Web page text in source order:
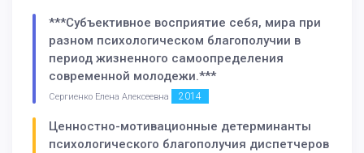
***Субъективное восприятие себя, мира при
разном психологическом благополучии в
период жизненного самоопределения
современной молодежи.***
Сергиенко Елена Алексеевна 2014
Ценностно-мотивационные детерминанты
психологического благополучия диспетчеров